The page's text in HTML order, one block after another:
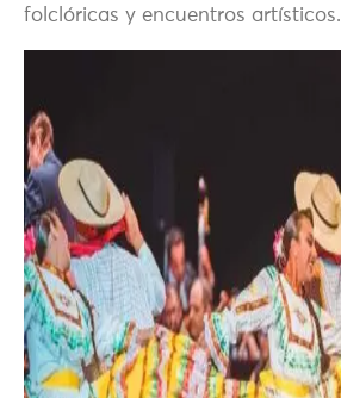
folclóricas y encuentros artísticos.